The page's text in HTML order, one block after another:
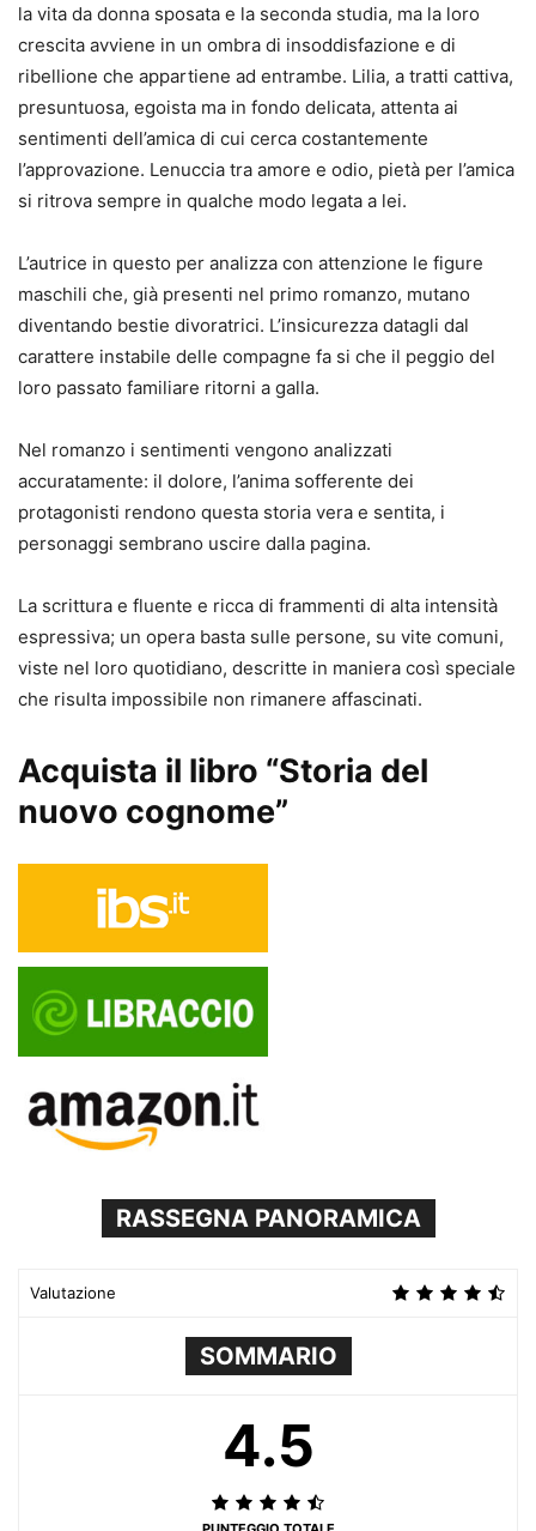
la vita da donna sposata e la seconda studia, ma la loro
crescita avviene in un ombra di insoddisfazione e di
ribellione che appartiene ad entrambe. Lilia, a tratti cattiva,
presuntuosa, egoista ma in fondo delicata, attenta ai
sentimenti dell’amica di cui cerca costantemente
l’approvazione. Lenuccia tra amore e odio, pietà per l’amica
si ritrova sempre in qualche modo legata a lei.
L’autrice in questo per analizza con attenzione le figure
maschili che, già presenti nel primo romanzo, mutano
diventando bestie divoratrici. L’insicurezza datagli dal
carattere instabile delle compagne fa si che il peggio del
loro passato familiare ritorni a galla.
Nel romanzo i sentimenti vengono analizzati
accuratamente: il dolore, l’anima sofferente dei
protagonisti rendono questa storia vera e sentita, i
personaggi sembrano uscire dalla pagina.
La scrittura e fluente e ricca di frammenti di alta intensità
espressiva; un opera basta sulle persone, su vite comuni,
viste nel loro quotidiano, descritte in maniera così speciale
che risulta impossibile non rimanere affascinati.
Acquista il libro “Storia del
nuovo cognome”
RASSEGNA PANORAMICA
Valutazione
SOMMARIO
4.5